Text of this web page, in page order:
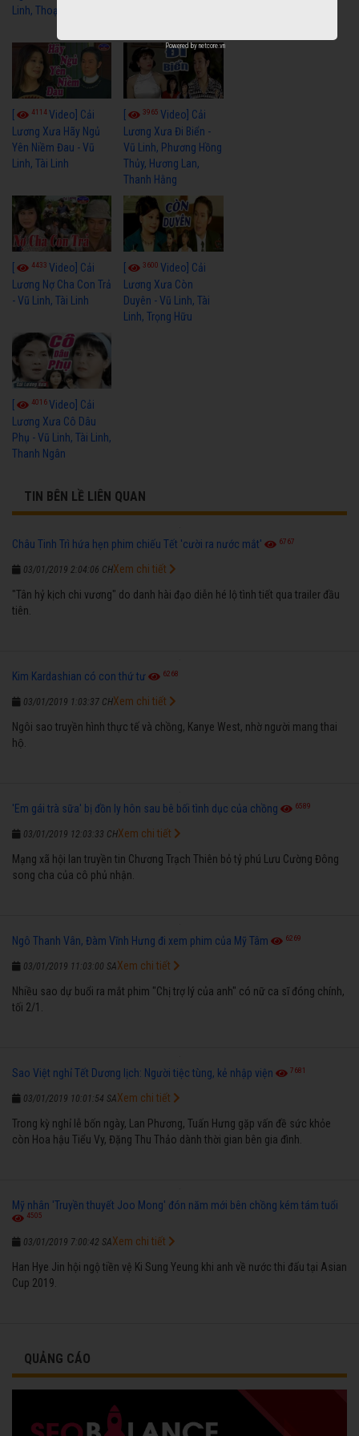
Linh, Thoại Mỹ
4114Video] Cải
Lương Xưa Hãy Ngủ
Yên Niềm Đau - Vũ
Linh, Tài Linh
3965Video] Cải
Lương Xưa Đi Biển -
Vũ Linh, Phương Hồng
Thủy, Hương Lan,
Thanh Hằng
4433 Video] Cải
Lương Nợ Cha Con Trả
- Vũ Linh, Tài Linh
3600Video] Cải
Lương Xưa Còn
Duyên - Vũ Linh, Tài
Linh, Trọng Hữu
[ 4016Video] Cải
Lương Xưa Cô Dâu
Phụ - Vũ Linh, Tài Linh,
Thanh Ngân
TIN BÊN LỀ LIÊN QUAN
Châu Tinh Trì hứa hẹn phim chiếu Tết 'cười ra nước mắt' 6767
03/01/2019 2:04:06 CH
"Tân hỷ kịch chi vương" do danh hài đạo diễn hé lộ tình tiết qua trailer đầu
tiên.
Xem chi tiết
Kim Kardashian có con thứ tư 6268
03/01/2019 1:03:37 CH
Ngôi sao truyền hình thực tế và chồng, Kanye West, nhờ người mang thai
hộ.
Xem chi tiết
'Em gái trà sữa' bị đồn ly hôn sau bê bối tình dục của chồng 6589
03/01/2019 12:03:33 CH
Mạng xã hội lan truyền tin Chương Trạch Thiên bỏ tỷ phú Lưu Cường Đông
song cha của cô phủ nhận.
Xem chi tiết
Ngô Thanh Vân, Đàm Vĩnh Hưng đi xem phim của Mỹ Tâm 6269
03/01/2019 11:03:00 SA
Nhiều sao dự buổi ra mắt phim "Chị trợ lý của anh" có nữ ca sĩ đóng chính,
tối 2/1.
Xem chi tiết
Sao Việt nghỉ Tết Dương lịch: Người tiệc tùng, kẻ nhập viện 7681
03/01/2019 10:01:54 SA
Trong kỳ nghỉ lễ bốn ngày, Lan Phương, Tuấn Hưng gặp vấn đề sức khỏe
còn Hoa hậu Tiểu Vy, Đặng Thu Thảo dành thời gian bên gia đình.
Xem chi tiết
Mỹ nhân 'Truyền thuyết Joo Mong' đón năm mới bên chồng kém tám tuổi
4505
03/01/2019 7:00:42 SA
Han Hye Jin hội ngộ tiền vệ Ki Sung Yeung khi anh về nước thi đấu tại Asian
Cup 2019.
Xem chi tiết
QUẢNG CÁO
Powered by netcore.vn